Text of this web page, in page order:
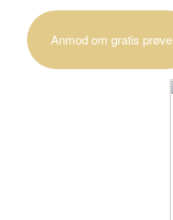
Anmod om gratis prøve